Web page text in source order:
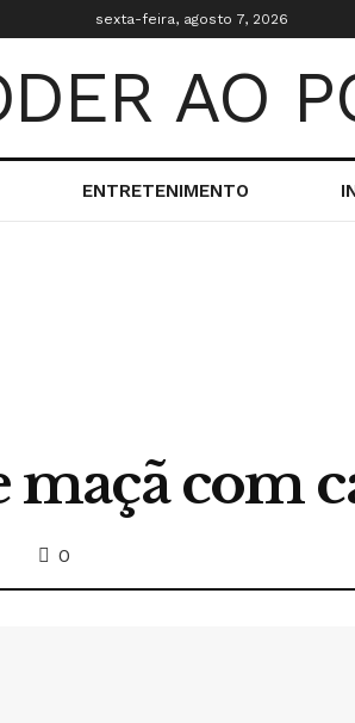
sexta-feira, agosto 7, 2026
ENTRETENIMENTO
maçã com
0